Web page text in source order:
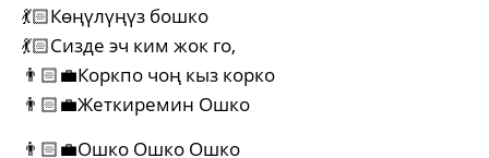
💃🏻Көңүлүңүз бошко
💃🏻Сизде эч ким жок го,
👨🏻‍💼Коркпо чоң кыз корко
👨🏻‍💼Жеткиремин Ошко
👨🏻‍💼Ошко Ошко Ошко